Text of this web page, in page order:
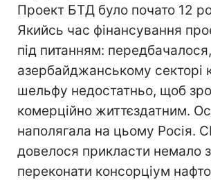
Проект БТД було почато 12
Якийсь час фінансування
під питанням:
азербайджанському секторі
шельфу недостатньо, щоб
комерційно життєздатним.
наполягала на цьому Росія.
довелося прикласти немало
переконати консорціум